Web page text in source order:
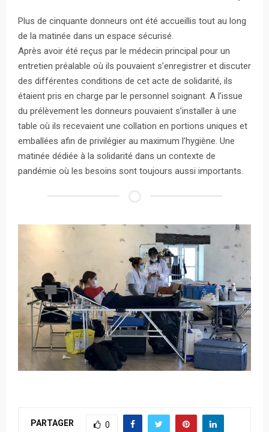
Plus de cinquante donneurs ont été accueillis tout au long
de la matinée dans un espace sécurisé.
Après avoir été reçus par le médecin principal pour un
entretien préalable où ils pouvaient s’enregistrer et discuter
des différentes conditions de cet acte de solidarité, ils
étaient pris en charge par le personnel soignant. A l’issue
du prélèvement les donneurs pouvaient s’installer à une
table où ils recevaient une collation en portions uniques et
emballées afin de privilégier au maximum l’hygiène. Une
matinée dédiée à la solidarité dans un contexte de
pandémie où les besoins sont toujours aussi importants.
PARTAGER 0